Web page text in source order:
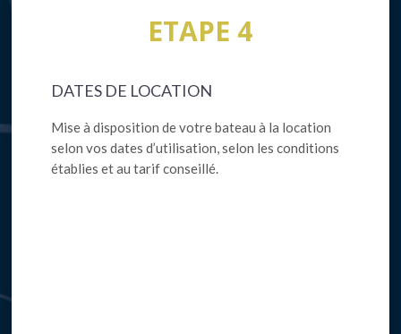
ETAPE 4
DATES DE LOCATION
Mise à disposition de votre bateau à la location
selon vos dates d’utilisation, selon les conditions
établies et au tarif conseillé.